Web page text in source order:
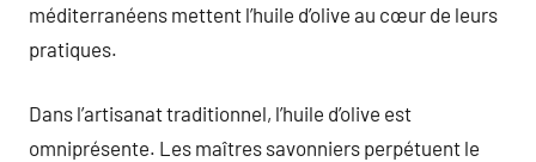
méditerranéens mettent l’huile d’olive au cœur de leurs
pratiques.
Dans l’artisanat traditionnel, l’huile d’olive est
omniprésente. Les maîtres savonniers perpétuent le